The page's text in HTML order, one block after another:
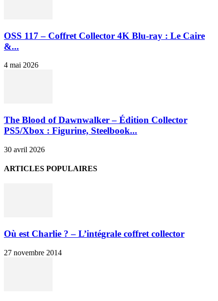
OSS 117 – Coffret Collector 4K Blu-ray : Le Caire
&...
4 mai 2026
The Blood of Dawnwalker – Édition Collector
PS5/Xbox : Figurine, Steelbook...
30 avril 2026
ARTICLES POPULAIRES
Où est Charlie ? – L’intégrale coffret collector
27 novembre 2014